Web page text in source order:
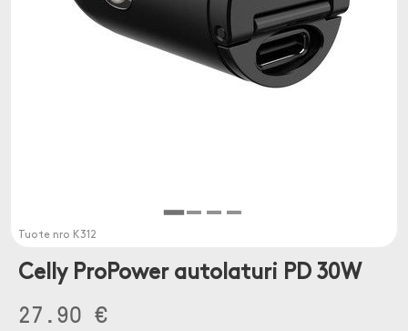
Tuote nro K312
Celly ProPower autolaturi PD 30W
27.90 €